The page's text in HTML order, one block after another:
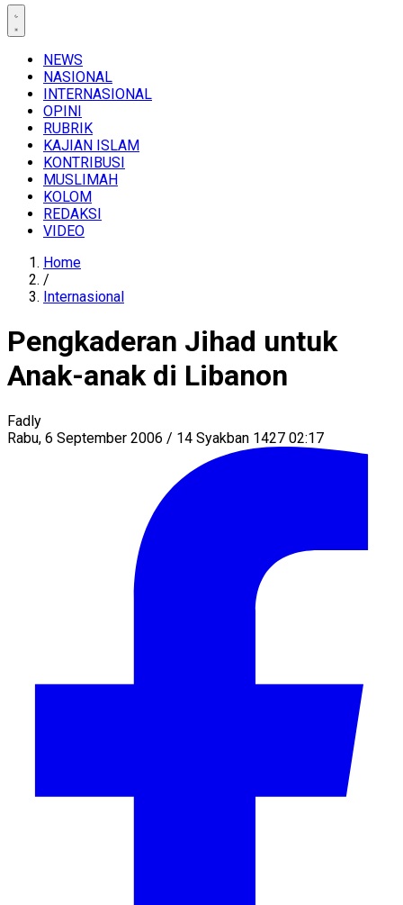
NEWS
NASIONAL
INTERNASIONAL
OPINI
RUBRIK
KAJIAN ISLAM
KONTRIBUSI
MUSLIMAH
KOLOM
REDAKSI
VIDEO
Home
/
Internasional
Pengkaderan Jihad untuk
Anak-anak di Libanon
Fadly
Rabu, 6 September 2006 / 14 Syakban 1427 02:17